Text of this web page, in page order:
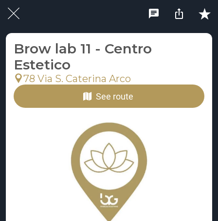
Brow lab 11 - Centro
Estetico
78 Via S. Caterina Arco
See route